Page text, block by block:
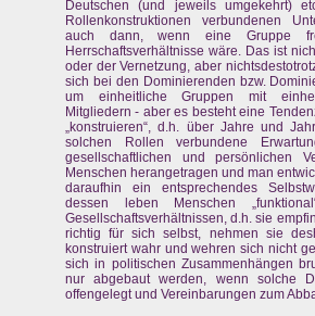
Deutschen (und jeweils umgekehrt)
Rollenkonstruktionen verbundenen
auch dann, wenn eine Gruppe
Herrschaftsverhältnisse wäre. Das ist
oder der Vernetzung, aber
sich bei den Dominierenden bzw.
um einheitliche Gruppen mit
Mitgliedern - aber es besteht eine
„konstruieren“, d.h. über Jahre und
solchen Rollen verbundene
gesellschaftlichen und persönlichen
Menschen herangetragen und man
daraufhin ein entsprechendes
dessen leben Menschen
Gesellschaftsverhältnissen, d.h. sie
richtig für sich selbst, nehmen sie
konstruiert wahr und wehren sich nicht
sich in politischen Zusammenhängen
nur abgebaut werden, wenn solche
offengelegt und Vereinbarungen zum